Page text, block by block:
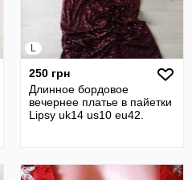
L
250 грн
Длинное бордовое
вечернее платье в пайетки
Lipsy uk14 us10 eu42.